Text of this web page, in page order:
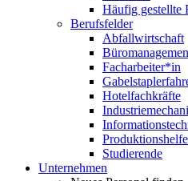
Häufig gestellte
Berufs­felder
Abfall­wirt­schaft
Facharbeiter*in
Hotel­fach­kräfte
Studie­rende
Unter­nehmen